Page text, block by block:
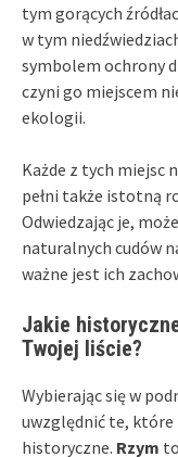
tym gorących
w tym
symbolem ochrony
czyni go miejscem
ekologii.
Każde z tych miejsc
pełni także istotną
Odwiedzając je,
naturalnych cudów
ważne jest ich
Jakie
Twojej liście?
Wybierając się w
uwzględnić te,
historyczne. Rzym